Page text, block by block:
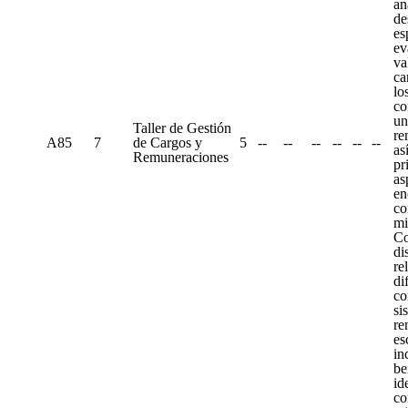
A85 7
Taller de Gestión
de Cargos y
Remuneraciones
5 -- -- -- -- -- --